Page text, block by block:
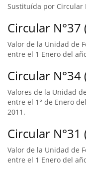
Sustituída por Circular
Circular
Valor de la Unidad de
entre el 1 Enero del
Circular
Valores de la Unidad
entre el 1° de Enero
2011.
Circular
Valor de la Unidad de
entre el 1 Enero del